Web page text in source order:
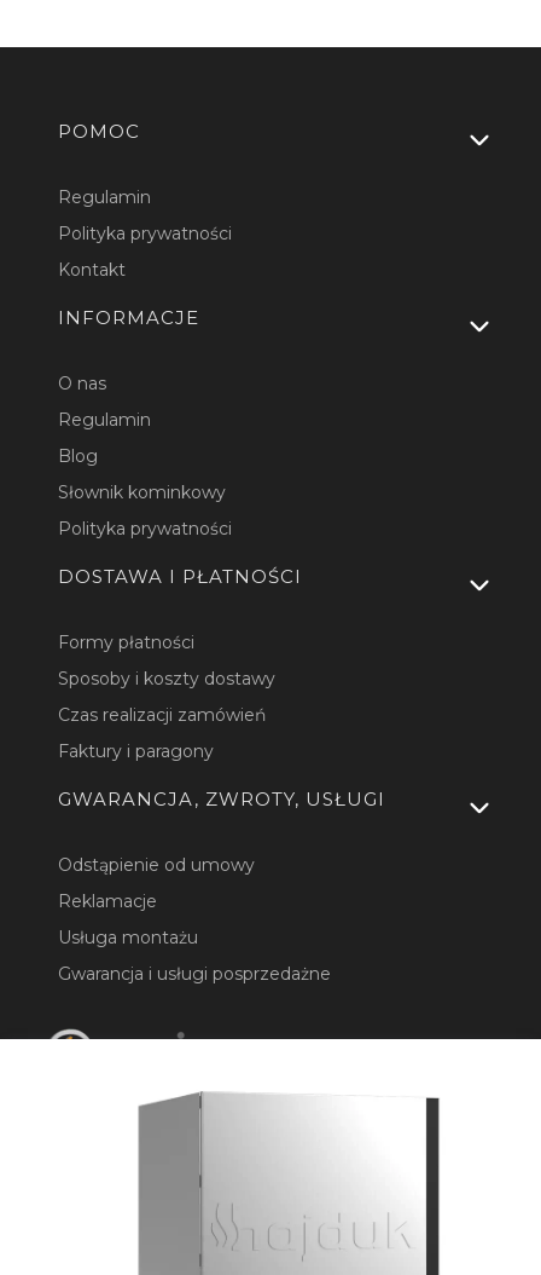
Linki w stopce
POMOC
Regulamin
Polityka prywatności
Kontakt
INFORMACJE
O nas
Regulamin
Blog
Słownik kominkowy
Polityka prywatności
DOSTAWA I PŁATNOŚCI
Formy płatności
Sposoby i koszty dostawy
Czas realizacji zamówień
Faktury i paragony
GWARANCJA, ZWROTY, USŁUGI
Odstąpienie od umowy
Reklamacje
Usługa montażu
Gwarancja i usługi posprzedażne
biuro@komineo.pl